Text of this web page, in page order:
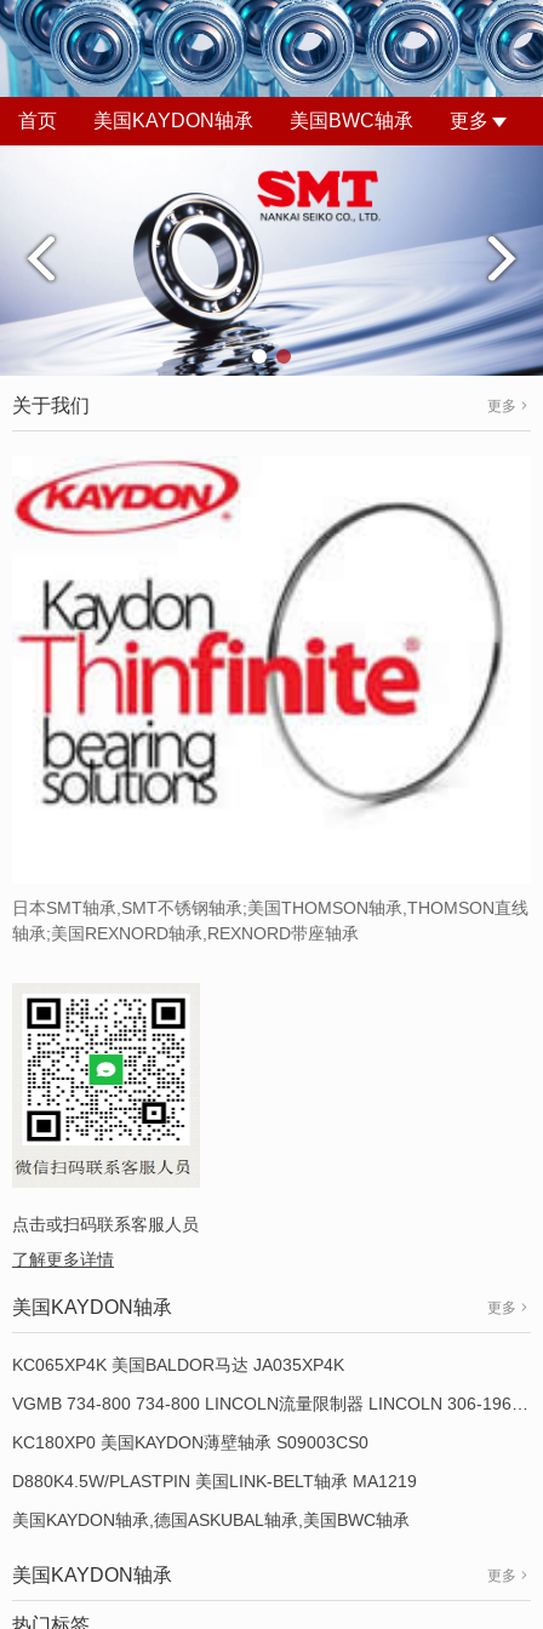
首页 美国KAYDON轴承 美国BWC轴承 更多
关于我们 更多
日本SMT轴承,SMT不锈钢轴承;美国THOMSON轴承,THOMSON直线
轴承;美国REXNORD轴承,REXNORD带座轴承
点击或扫码联系客服人员
了解更多详情
美国KAYDON轴承 更多
KC065XP4K 美国BALDOR马达 JA035XP4K
KC180XP0 美国KAYDON薄壁轴承 S09003CS0
D880K4.5W/PLASTPIN 美国LINK-BELT轴承 MA1219
美国KAYDON轴承,德国ASKUBAL轴承,美国BWC轴承
美国KAYDON轴承 更多
热门标签